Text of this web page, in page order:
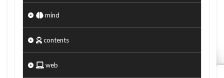
mind
contents
web